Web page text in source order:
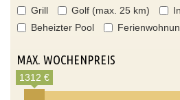
Grill Golf (max. 25 km)
Beheizter Pool
MAX. WOCHENPREIS
1312 €